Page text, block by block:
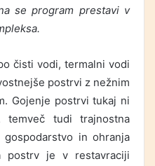
se program prestavi v
čisti vodi, termalni vodi
postrvi z nežnim
Gojenje postrvi tukaj ni
temveč tudi trajnostna
in ohranja
postrv je v restavraciji